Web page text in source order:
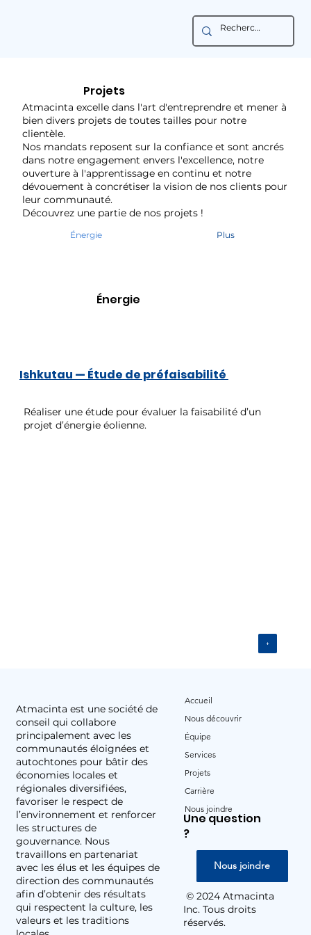
Projets
Atmacinta excelle dans l'art d'entreprendre et mener à
bien divers projets de toutes tailles pour notre
clientèle.
Nos mandats reposent sur la confiance et sont ancrés
dans notre engagement envers l'excellence, notre
ouverture à l'apprentissage en continu et notre
dévouement à concrétiser la vision de nos clients pour
leur communauté.
Découvrez une partie de nos projets !
Énergie Plus
Énergie
+
Ishkutau — Étude de préfaisabilité
Réaliser une étude pour évaluer la faisabilité d’un
projet d’énergie éolienne.
Accueil
Nous découvrir
Équipe
Services
Projets
Carrière
Nous joindre
Atmacinta est une société de
conseil qui collabore
principalement avec les
communautés éloignées et
autochtones pour bâtir des
économies locales et
régionales diversifiées,
favoriser le respect de
l’environnement et renforcer
les structures de
gouvernance. Nous
travaillons en partenariat
avec les élus et les équipes de
direction des communautés
afin d’obtenir des résultats
qui respectent la culture, les
valeurs et les traditions
Une question
?
Nous joindre
© 2024 Atmacinta
Inc. Tous droits
réservés.